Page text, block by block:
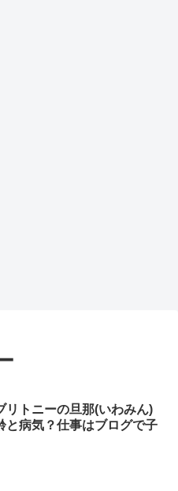
リトニーの旦那(いわみん)
と病気？仕事はブログで子